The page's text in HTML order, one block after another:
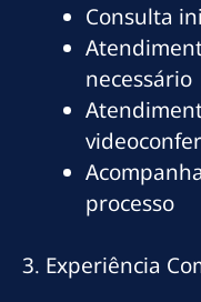
Consulta
necessário
processo
3. Experiência